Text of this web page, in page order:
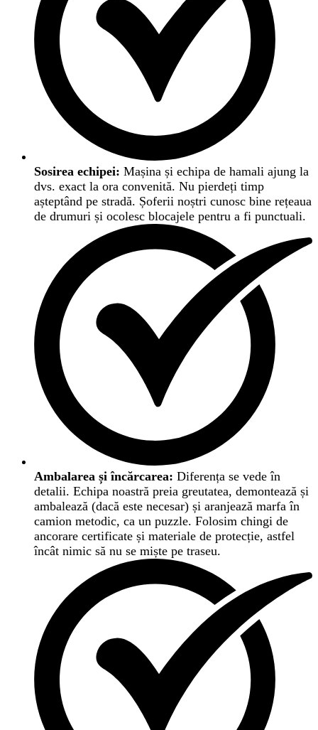
Sosirea echipei: Mașina și echipa de hamali ajung la
dvs. exact la ora convenită. Nu pierdeți timp
așteptând pe stradă. Șoferii noștri cunosc bine rețeaua
de drumuri și ocolesc blocajele pentru a fi punctuali.
Ambalarea și încărcarea: Diferența se vede în
detalii. Echipa noastră preia greutatea, demontează și
ambalează (dacă este necesar) și aranjează marfa în
camion metodic, ca un puzzle. Folosim chingi de
ancorare certificate și materiale de protecție, astfel
încât nimic să nu se miște pe traseu.